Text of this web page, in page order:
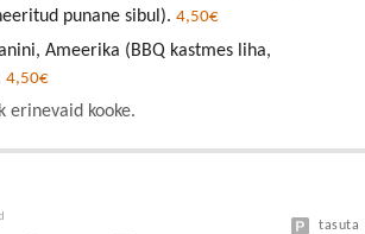
punane sibul). 4,50€
Ameerika (BBQ kastmes liha,
4,50€
erinevaid kooke.
tasuta